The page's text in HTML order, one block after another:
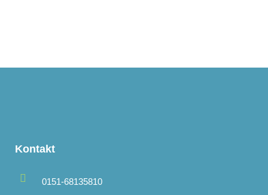
Kontakt
0151-68135810